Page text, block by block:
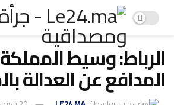
الرباط: وسيط
المدافع عن العدالة